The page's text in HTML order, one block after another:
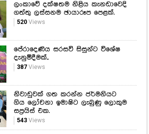
ලංකාවේ දක්ෂතම නිළිය කැනඩාවෙදි
ගත්තු ලස්සනම ඡායාරූප පෙළක්.
520Views
පේරාදෙණිය සරසවි සිසුන්ට විශේෂ
දැනුම්දීමක්..
387Views
නිවාඩුවක් ගත කරන්න ජර්මනියට
ගිය ලෝචනා ඉමාෂිට ලැබුණු ලොකුම
සප්‍රයිස් එක.
543Views